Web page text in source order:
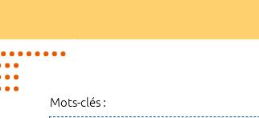
Mots-clés :